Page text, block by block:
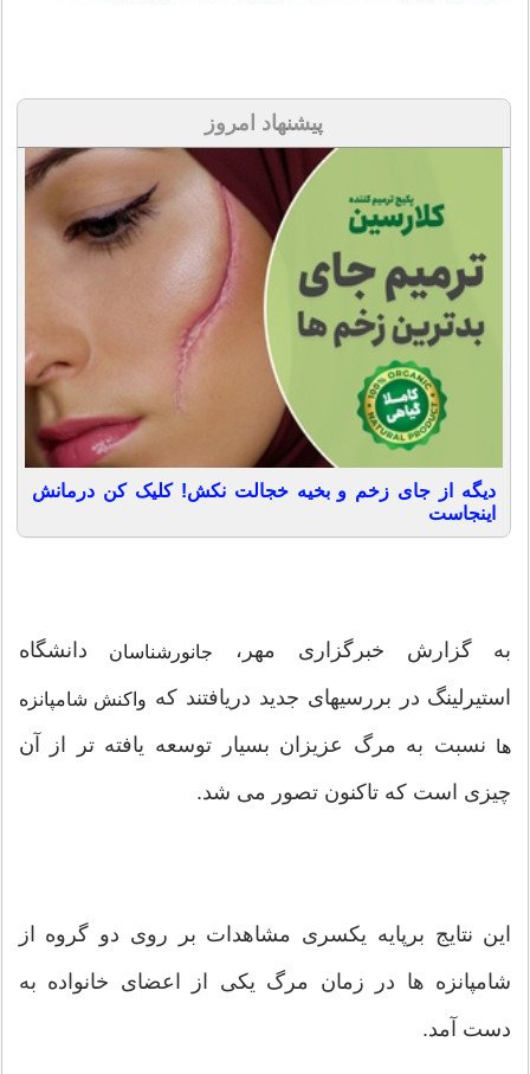
پیشنهاد امروز
دیگه از جای زخم و بخیه خجالت نکش! کلیک کن درمانش
اینجاست
به گزارش خبرگزاری مهر، جانورشناسان
دانشگاه
استیرلینگ در بررسیهای جدید دریافتند که واکنش شامپانزه
ها نسبت به مرگ عزیزان بسیار توسعه یافته تر از آن
چیزی است که تاکنون تصور می شد.
این نتایج برپایه یکسری مشاهدات بر روی دو گروه از
شامپانزه ها در زمان مرگ یکی از اعضای خانواده به
دست آمد.